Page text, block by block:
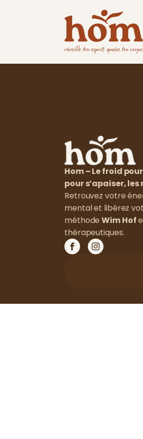
Hom – Le froid
pour s’apaiser,
Retrouvez votre
mental et libérez
méthodeWim Hof
thérapeutiques.